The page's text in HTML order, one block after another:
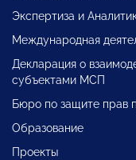
Экспертиза и
Международная
Декларация о
субъектами МСП
Бюро по защите прав
Образование
Проекты